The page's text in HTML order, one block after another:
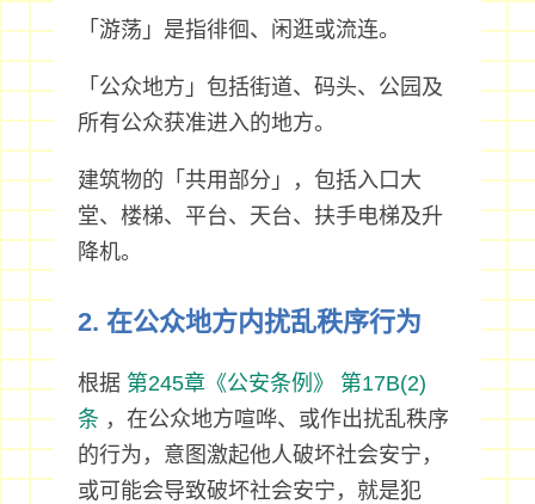
「游荡」是指徘徊、闲逛或流连。
「公众地方」包括街道、码头、公园及
所有公众获准进入的地方。
建筑物的「共用部分」，包括入口大
堂、楼梯、平台、天台、扶手电梯及升
降机。
2. 在公众地方内扰乱秩序行为
根据 第245章《公安条例》
第17B(2)
条，在公众地方喧哗、或作出扰乱秩序
的行为，意图激起他人破坏社会安宁，
或可能会导致破坏社会安宁，就是犯